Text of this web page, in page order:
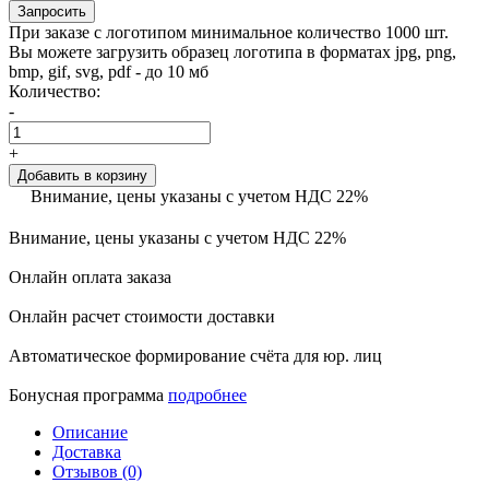
Запросить
При заказе с логотипом минимальное количество 1000 шт.
Вы можете загрузить образец логотипа в форматах jpg, png,
bmp, gif, svg, pdf - до 10 мб
Количество:
-
+
Добавить в корзину
Внимание, цены указаны с учетом НДС 22%
Внимание, цены указаны с учетом НДС 22%
Онлайн оплата заказа
Онлайн расчет стоимости доставки
Автоматическое формирование счёта для юр. лиц
Бонусная программа подробнее
Описание
Доставка
Отзывов (0)